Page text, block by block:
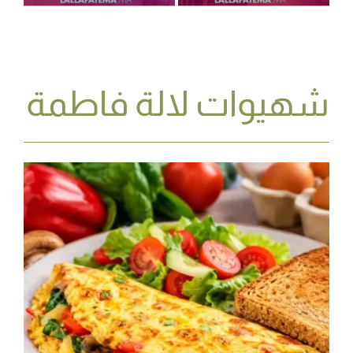
شهيوات لالة فاطمة